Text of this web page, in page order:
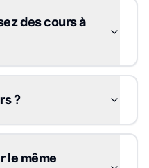
des cours à
?
le même